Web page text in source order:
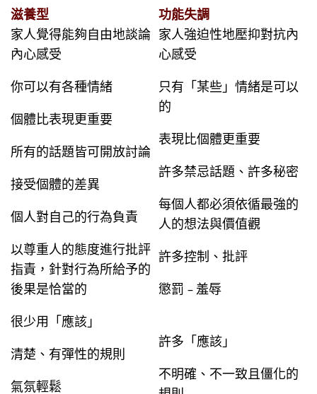
滋養型
功能失調
家人覺得能夠自由地談論
內心感受
你可以有各種情緒
個體比表現更重要
所有的話題皆可開放討論
接受個體的差異
個人對自己的行為負責
以尊重人的態度進行批評
指責，針對行為所給予的
後果是恰當的
很少用「應該」
清楚、有彈性的規則
氣氛輕鬆
家人強迫性地壓抑對抗內
心感受
只有「某些」情緒是可以
的
表現比個體更重要
許多禁忌話題、許多秘密
每個人都必須依循最強的
人的想法與價值觀
許多控制、批評
懲罰 – 羞辱
許多「應該」
不明確、不一致且僵化的